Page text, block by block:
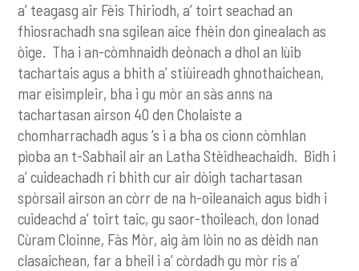
a’ teagasg air Fèis Thiriodh, a’ toirt seachad an
fhiosrachadh sna sgilean aice fhèin don ginealach as
òige. Tha i an-còmhnaidh deònach a dhol an lùib
tachartais agus a bhith a’ stiùireadh ghnothaichean,
mar eisimpleir, bha i gu mòr an sàs anns na
tachartasan airson 40 den Cholaiste a
chomharrachadh agus ‘s i a bha os cionn còmhlan
pìoba an t-Sabhail air an Latha Stèidheachaidh. Bidh i
a’ cuideachadh ri bhith cur air dòigh tachartasan
spòrsail airson an còrr de na h-oileanaich agus bidh i
cuideachd a’ toirt taic, gu saor-thoileach, don Ionad
Cùram Cloinne, Fàs Mòr, aig àm lòin no as dèidh nan
clasaichean, far a bheil i a’ còrdadh gu mòr ris a’